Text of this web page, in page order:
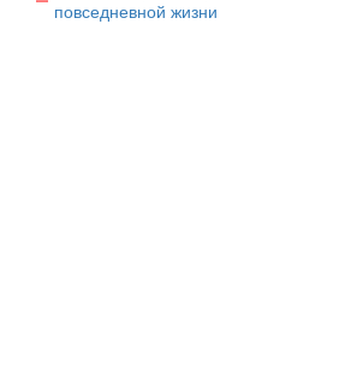
повседневной жизни